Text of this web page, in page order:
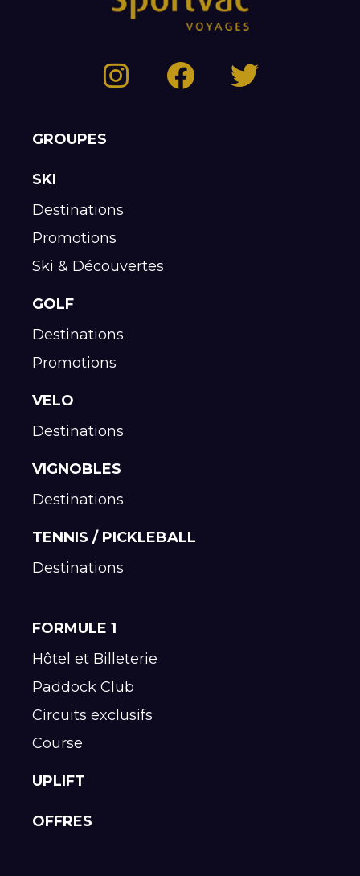
GROUPES
SKI
Destinations
Promotions
Ski & Découvertes
GOLF
Destinations
Promotions
VELO
Destinations
VIGNOBLES
Destinations
TENNIS / PICKLEBALL
Destinations
FORMULE 1
Hôtel et Billeterie
Paddock Club
Circuits exclusifs
Course
UPLIFT
OFFRES